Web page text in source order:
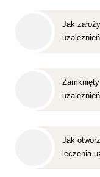
Jak
Jak
leczenia